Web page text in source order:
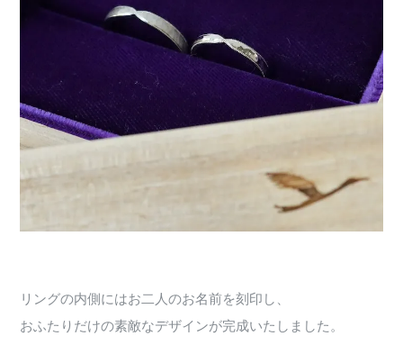
リングの内側にはお二人のお名前を刻印し、
おふたりだけの素敵なデザインが完成いたしました。